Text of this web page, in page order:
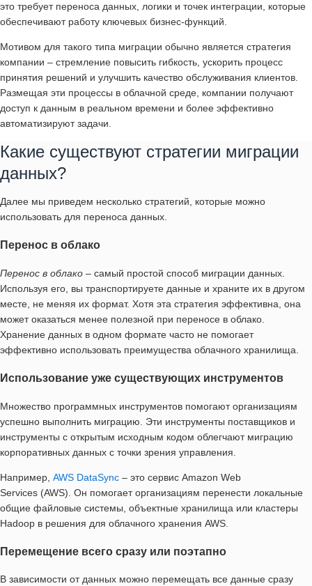
это требует переноса данных, логики и точек интеграции, которые
обеспечивают работу ключевых бизнес-функций.
Мотивом для такого типа миграции обычно является стратегия
компании – стремление повысить гибкость, ускорить процесс
принятия решений и улучшить качество обслуживания клиентов.
Размещая эти процессы в облачной среде, компании получают
доступ к данным в реальном времени и более эффективно
автоматизируют задачи.
Какие существуют стратегии миграции
данных?
Далее мы приведем несколько стратегий, которые можно
использовать для переноса данных.
Перенос в облако
Перенос в облако – самый простой способ миграции данных.
Используя его, вы транспортируете данные и храните их в другом
месте, не меняя их формат. Хотя эта стратегия эффективна, она
может оказаться менее полезной при переносе в облако.
Хранение данных в одном формате часто не помогает
эффективно использовать преимущества облачного хранилища.
Использование уже существующих инструментов
Множество программных инструментов помогают организациям
успешно выполнить миграцию. Эти инструменты поставщиков и
инструменты с открытым исходным кодом облегчают миграцию
корпоративных данных с точки зрения управления.
Например, AWS DataSync – это сервис Amazon Web
Services (AWS). Он помогает организациям перенести локальные
общие файловые системы, объектные хранилища или кластеры
Hadoop в решения для облачного хранения AWS.
Перемещение всего сразу или поэтапно
В зависимости от данных можно перемещать все данные сразу